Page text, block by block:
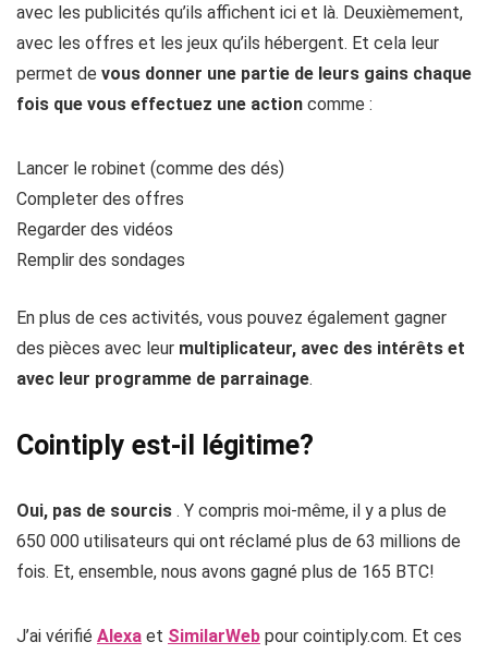
avec les publicités qu’ils affichent ici et là. Deuxièmement,
avec les offres et les jeux qu’ils hébergent. Et cela leur
permet de vous donner une partie de leurs gains chaque
fois que vous effectuez une action comme :
Lancer le robinet (comme des dés)
Completer des offres
Regarder des vidéos
Remplir des sondages
En plus de ces activités, vous pouvez également gagner
des pièces avec leur multiplicateur, avec des intérêts et
avec leur programme de parrainage.
Cointiply est-il légitime?
Oui, pas de sourcis . Y compris moi-même, il y a plus de
650 000 utilisateurs qui ont réclamé plus de 63 millions de
fois. Et, ensemble, nous avons gagné plus de 165 BTC!
J’ai vérifié Alexa et SimilarWeb pour cointiply.com. Et ces